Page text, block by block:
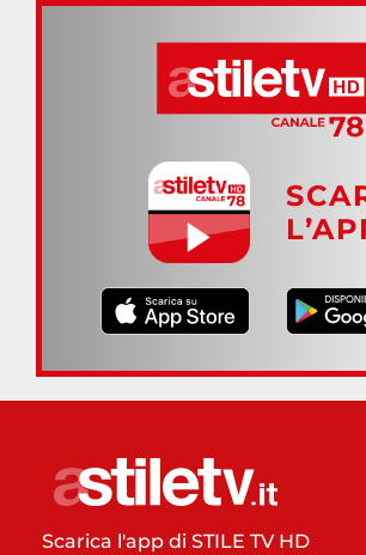
Scarica l'app di STILE TV HD